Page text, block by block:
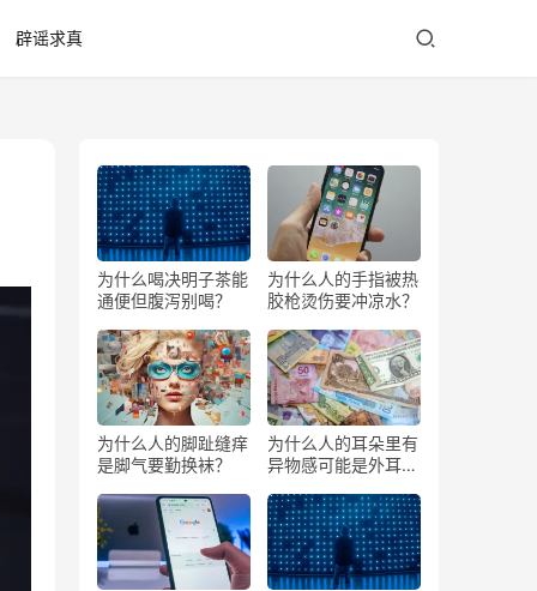
辟谣求真
为什么喝决明子茶能
通便但腹泻别喝？
为什么人的手指被热
胶枪烫伤要冲凉水？
为什么人的脚趾缝痒
是脚气要勤换袜？
为什么人的耳朵里有
异物感可能是外耳道